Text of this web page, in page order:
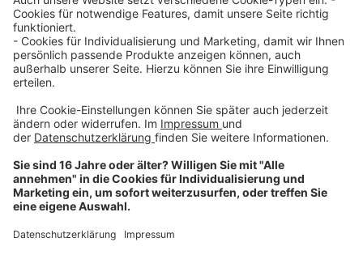
Über uns
Dehner Unternehmen
Jobs bei Dehner